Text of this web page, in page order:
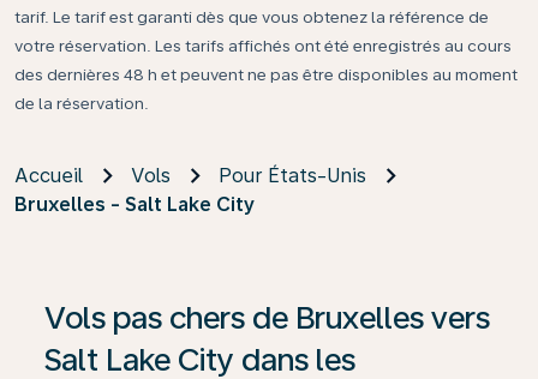
tarif. Le tarif est garanti dès que vous obtenez la référence de
votre réservation. Les tarifs affichés ont été enregistrés au cours
des dernières 48 h et peuvent ne pas être disponibles au moment
de la réservation.
Accueil Vols
Pour États-Unis
Bruxelles - Salt Lake City
Vols pas chers de Bruxelles vers
Salt Lake City dans les